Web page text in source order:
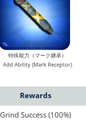
特殊能力（マーク継承）
Add Ability (Mark Receptor)
Rewards
Grind Success (100%)